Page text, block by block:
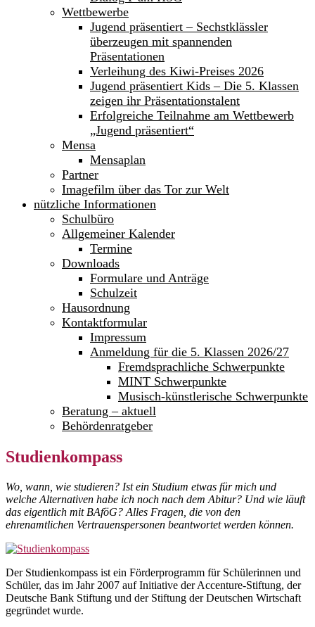
Wettbewerbe
Jugend präsentiert – Sechstklässler
überzeugen mit spannenden
Präsentationen
Verleihung des Kiwi-Preises 2026
Jugend präsentiert Kids – Die 5. Klassen
zeigen ihr Präsentationstalent
Erfolgreiche Teilnahme am Wettbewerb
„Jugend präsentiert“
Mensa
Mensaplan
Partner
Imagefilm über das Tor zur Welt
nützliche Informationen
Schulbüro
Allgemeiner Kalender
Termine
Downloads
Formulare und Anträge
Schulzeit
Hausordnung
Kontaktformular
Impressum
Anmeldung für die 5. Klassen 2026/27
Fremdsprachliche Schwerpunkte
MINT Schwerpunkte
Musisch-künstlerische Schwerpunkte
Beratung – aktuell
Behördenratgeber
Studienkompass
Wo, wann, wie studieren? Ist ein Studium etwas für mich und
welche Alternativen habe ich noch nach dem Abitur? Und wie läuft
das eigentlich mit BAföG? Alles Fragen, die von den
ehrenamtlichen Vertrauenspersonen beantwortet werden können.
Der Studienkompass ist ein Förderprogramm für Schülerinnen und
Schüler, das im Jahr 2007 auf Initiative der Accenture-Stiftung, der
Deutsche Bank Stiftung und der Stiftung der Deutschen Wirtschaft
gegründet wurde.